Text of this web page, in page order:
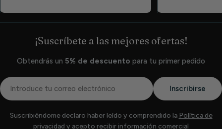
¡Suscríbete a las mejores ofertas!
Obtendrás un 5% de descuento para tu primer pedido
Correo
electrónico
Inscribirse
Suscribiéndome declaro haber leído y comprendido la Política de
privacidad y acepto recibir información comercial